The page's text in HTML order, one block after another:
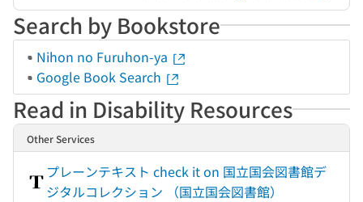
Search by Bookstore
Nihon no Furuhon-ya
Google Book Search
Read in Disability Resources
Other Services
プレーンテキスト check it on 国立国会図書館デ
ジタルコレクション （国立国会図書館）